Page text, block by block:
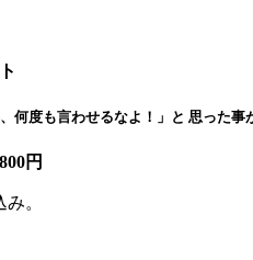
何度も言わせるなよ！」と 思った
円
。